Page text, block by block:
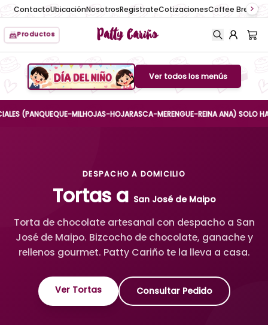
ContactoUbicaciónNosotrosRegistrateCotizacionesCoffee Break
Productos Patty Cariño
Boton de menu
Ver todos los menús
MILHOJAS-HOJARASCA-MERENGUE-REINA ANA) SOLO HASTA
DESPACHO A DOMICILIO
Tortas a San José de Maipo
Torta de chocolate artesanal con despacho a San
José de Maipo. Bizcocho de chocolate, ganache y
rellenos gourmet. Patty Cariño te la lleva a casa.
Ver Tortas Consultar Pedido